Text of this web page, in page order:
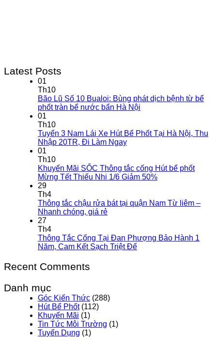
Latest Posts
01
Th10
Bão Lũ Số 10 Bualoi: Bùng phát dịch bệnh từ bể
phốt tràn bể nước bẩn Hà Nội
01
Th10
Tuyển 3 Nam Lái Xe Hút Bể Phốt Tại Hà Nội, Thu
Nhập 20TR, Đi Làm Ngay
01
Th10
Khuyến Mãi SỐC Thông tắc cống Hút bể phốt
Mừng Tết Thiếu Nhi 1/6 Giảm 50%
29
Th4
Thông tắc chậu rửa bát tại quận Nam Từ liêm –
Nhanh chóng, giá rẻ
27
Th4
Thông Tắc Cống Tại Đan Phượng Bảo Hành 1
Năm, Cam Kết Sạch Triệt Để
Recent Comments
Danh mục
Góc Kiến Thức (288)
Hút Bể Phốt(112)
Khuyến Mãi (1)
Tin Tức Môi Trường (1)
Tuyển Dụng (1)